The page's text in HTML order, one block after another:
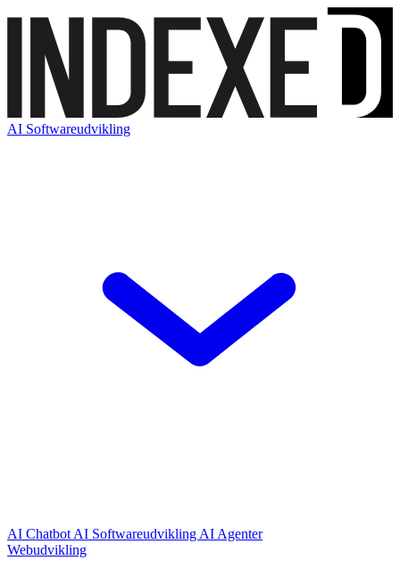
AI Softwareudvikling
AI Chatbot AI Softwareudvikling AI Agenter
Webudvikling